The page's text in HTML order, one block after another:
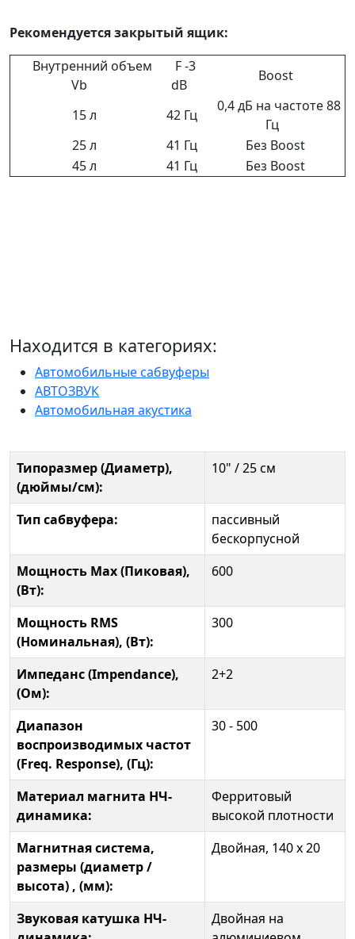
Рекомендуется закрытый ящик:
Внутренний объем
Vb
F -3
dB
Boost
15 л 42 Гц
0,4 дБ на частоте 88
Гц
25 л
41 Гц
Без Boost
45 л
41 Гц Без Boost
Находится в категориях:
Автомобильные сабвуферы
АВТОЗВУК
Автомобильная акустика
Типоразмер (Диаметр),
(дюймы/см):
10" / 25 см
Тип сабвуфера:
пассивный
бескорпусной
Мощность Max (Пиковая),
(Вт):
600
Мощность RMS
(Номинальная), (Вт):
300
Импеданс (Impendance),
(Ом):
2+2
Диапазон
воспроизводимых частот
(Freq. Response), (Гц):
30 - 500
Материал магнита НЧ-
динамика:
Ферритовый
высокой плотности
Магнитная система,
размеры (диаметр /
высота) , (мм):
Двойная, 140 x 20
Звуковая катушка НЧ-
Двойная на